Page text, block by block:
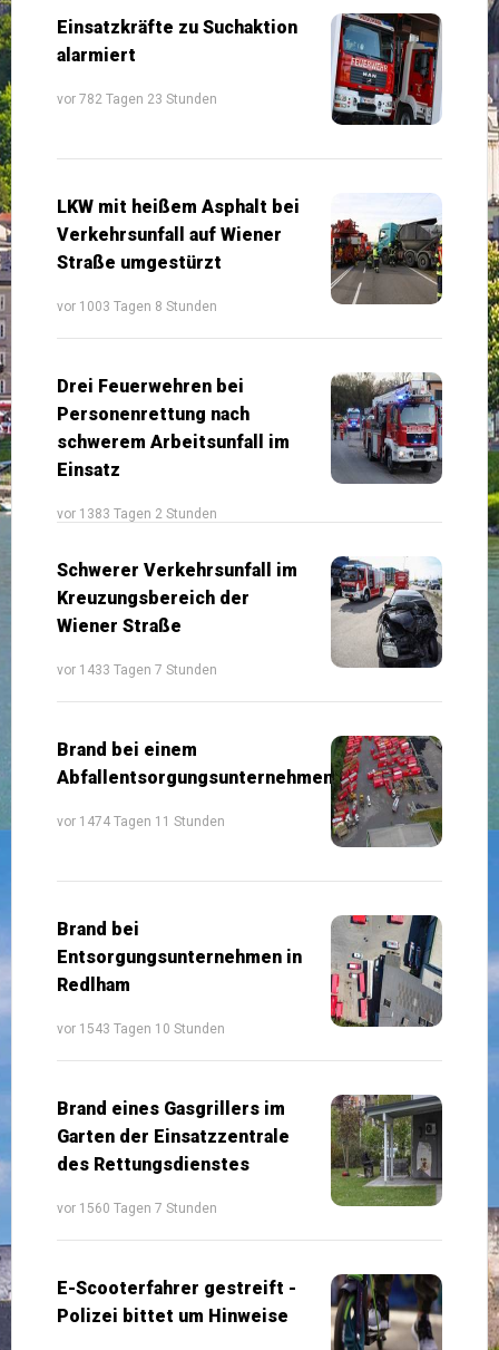
Einsatzkräfte zu Suchaktion
alarmiert
vor 782 Tagen 23 Stunden
LKW mit heißem Asphalt bei
Verkehrsunfall auf Wiener
Straße umgestürzt
vor 1003 Tagen 8 Stunden
Drei Feuerwehren bei
Personenrettung nach
schwerem Arbeitsunfall im
Einsatz
vor 1383 Tagen 2 Stunden
Schwerer Verkehrsunfall im
Kreuzungsbereich der
Wiener Straße
vor 1433 Tagen 7 Stunden
Brand bei einem
Abfallentsorgungsunternehmen
vor 1474 Tagen 11 Stunden
Brand bei
Entsorgungsunternehmen in
Redlham
vor 1543 Tagen 10 Stunden
Brand eines Gasgrillers im
Garten der Einsatzzentrale
des Rettungsdienstes
vor 1560 Tagen 7 Stunden
E-Scooterfahrer gestreift -
Polizei bittet um Hinweise